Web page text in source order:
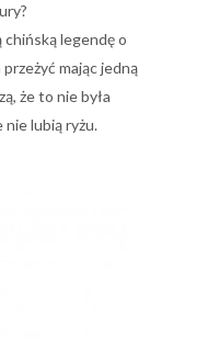
legendę o
przeżyć mając jedną
że to nie była
nie lubią ryżu.